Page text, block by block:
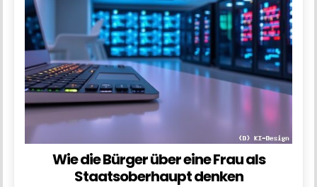
Wie die Bürger über eine Frau als
Staatsoberhaupt denken